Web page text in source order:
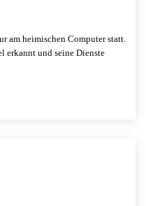
am heimischen Computer statt.
erkannt und seine Dienste